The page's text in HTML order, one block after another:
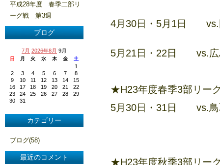
4月30日・5月1日
5月21日・22日 vs.
★H23年度春季3部リー
5月30日・31日 vs.
★H23年度秋季3部リー
平成28年度 春季二部リ
ーグ戦 第3週
ブログ
7月 2026年8月 9月
日 月 火 水 木 金 土
1
2
3 4 5 6 7
8
9
10 11 12 13 14
15
16
17 18 19 20 21
22
23
24 25 26 27 28
29
30
31
カテゴリー
ブログ(58)
最近のコメント